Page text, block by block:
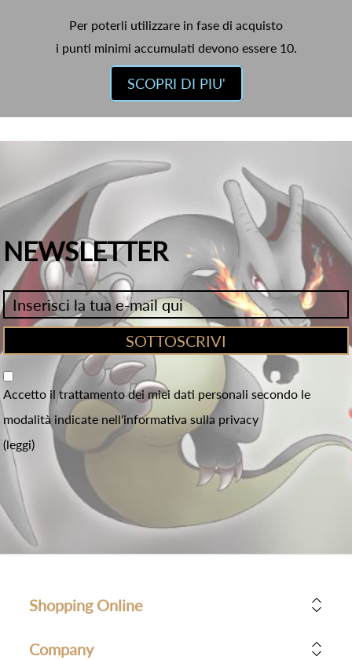
Per poterli utilizzare in fase di acquisto
i punti minimi accumulati devono essere 10.
SCOPRI DI PIU'
NEWSLETTER
Accetto il trattamento dei miei dati personali secondo le
modalità indicate nell'informativa sulla privacy
(leggi)
Shopping Online
Company